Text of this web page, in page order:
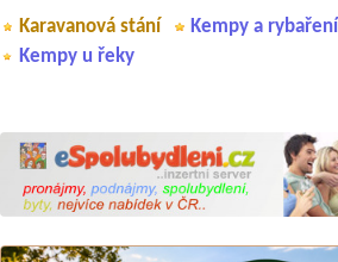
Karavanová stání
Kempy a rybaření
Kempy u řeky